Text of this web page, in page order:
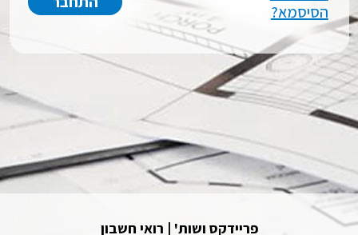
הסיסמא?
פריידקס ושות' | רואי חשבון